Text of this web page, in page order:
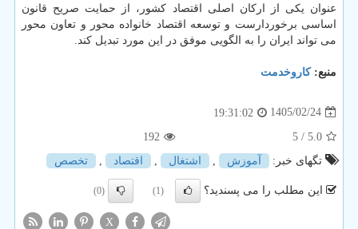
عنوان یکی از ارکان اصلی اقتصاد کشور، از حمایت صریح قانون
اساسی برخوردارست و توسعه اقتصاد خانواده محور و تعاون محور
می تواند ایران را به الگویی موفق در این مورد تبدیل کند.
منبع:كاروخدمت
1405/02/24
19:31:02
5.0
/ 5
192
تگهای خبر:
آموزش , اشتغال , اقتصاد , تخصص
این مطلب را می پسندید؟ (1)
(0)
X